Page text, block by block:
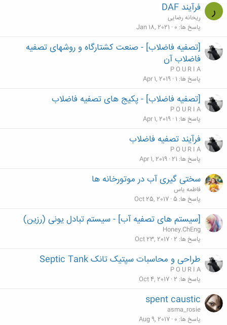
ر فرآیند DAF
ریحانه رضایی
پاسخ ها 0
Jan 18, 2021
[تصفیه فاضلاب] - صنعت کشتارگاه و روشهای تصفیه
فاضلاب آن
P O U R I A
پاسخ ها 1
Apr 1, 2019
[تصفیه فاضلاب] - پکیج های تصفیه فاضلاب
P O U R I A
پاسخ ها 1
Apr 1, 2019
فرآیند تصفيه فاضلاب
P O U R I A
پاسخ ها 21
Apr 1, 2019
سختی گیری آب در موتورخانه ها
فاطمه یاس
پاسخ ها 5
Oct 25, 2017
[سیستم های تصفیه آب] - سیستم تبادل یونی (رزین)
Honey.ChEng
پاسخ ها 2
Oct 23, 2017
طراحی و محاسبات سپتیک تانک Septic Tank
P O U R I A
پاسخ ها 2
Oct 4, 2017
spent caustic
asma_rosie
پاسخ ها 0
Aug 9, 2017